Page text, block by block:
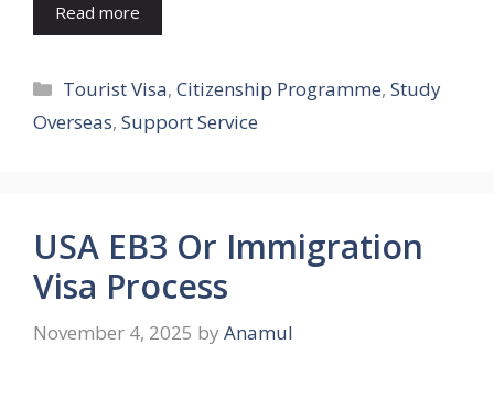
Read more
Categories
Tourist Visa,Citizenship Programme,Study
Overseas, Support Service
USA EB3 Or Immigration
Visa Process
November 4, 2025 by Anamul